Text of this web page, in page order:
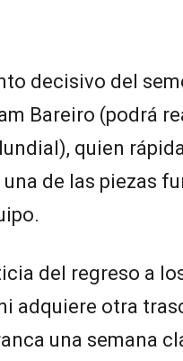
decisivo del
Bareiro (podrá
quien
de las piezas
del regreso a
adquiere otra
una semana